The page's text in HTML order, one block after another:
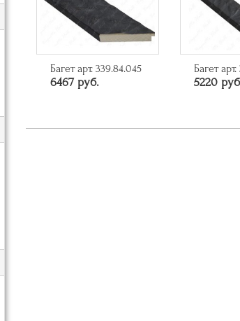
Багет арт. 339.84.045
6467 руб.
Багет
5220